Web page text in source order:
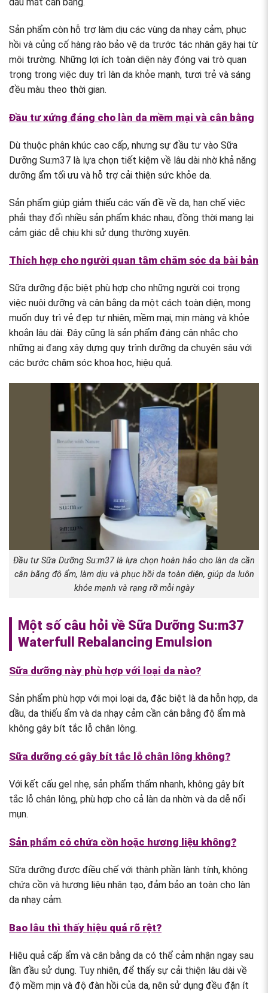
Sản phẩm còn hỗ trợ làm dịu các vùng da nhạy cảm, phục
hồi và củng cố hàng rào bảo vệ da trước tác nhân gây hại từ
môi trường. Những lợi ích toàn diện này đóng vai trò quan
trọng trong việc duy trì làn da khỏe mạnh, tươi trẻ và sáng
đều màu theo thời gian.
Đầu tư xứng đáng cho làn da mềm mại và cân bằng
Dù thuộc phân khúc cao cấp, nhưng sự đầu tư vào Sữa
Dưỡng Su:m37 là lựa chọn tiết kiệm về lâu dài nhờ khả năng
dưỡng ẩm tối ưu và hỗ trợ cải thiện sức khỏe da.
Sản phẩm giúp giảm thiểu các vấn đề về da, hạn chế việc
phải thay đổi nhiều sản phẩm khác nhau, đồng thời mang lại
cảm giác dễ chịu khi sử dụng thường xuyên.
Thích hợp cho người quan tâm chăm sóc da bài bản
Sữa dưỡng đặc biệt phù hợp cho những người coi trọng
việc nuôi dưỡng và cân bằng da một cách toàn diện, mong
muốn duy trì vẻ đẹp tự nhiên, mềm mại, mịn màng và khỏe
khoắn lâu dài. Đây cũng là sản phẩm đáng cân nhắc cho
những ai đang xây dựng quy trình dưỡng da chuyên sâu với
các bước chăm sóc khoa học, hiệu quả.
Đầu tư Sữa Dưỡng Su:m37 là lựa chọn hoàn hảo cho làn da cần
cân bằng độ ẩm, làm dịu và phục hồi da toàn diện, giúp da luôn
khỏe mạnh và rạng rỡ mỗi ngày
Một số câu hỏi về Sữa Dưỡng Su:m37
Waterfull Rebalancing Emulsion
Sữa dưỡng này phù hợp với loại da nào?
Sản phẩm phù hợp với mọi loại da, đặc biệt là da hỗn hợp, da
dầu, da thiếu ẩm và da nhạy cảm cần cân bằng độ ẩm mà
không gây bít tắc lỗ chân lông.
Sữa dưỡng có gây bít tắc lỗ chân lông không?
Với kết cấu gel nhẹ, sản phẩm thấm nhanh, không gây bít
tắc lỗ chân lông, phù hợp cho cả làn da nhờn và da dễ nổi
mụn.
Sản phẩm có chứa cồn hoặc hương liệu không?
Sữa dưỡng được điều chế với thành phần lành tính, không
chứa cồn và hương liệu nhân tạo, đảm bảo an toàn cho làn
da nhạy cảm.
Bao lâu thì thấy hiệu quả rõ rệt?
Hiệu quả cấp ẩm và cân bằng da có thể cảm nhận ngay sau
lần đầu sử dụng. Tuy nhiên, để thấy sự cải thiện lâu dài về
độ mềm mịn và độ đàn hồi của da, nên sử dụng đều đặn ít